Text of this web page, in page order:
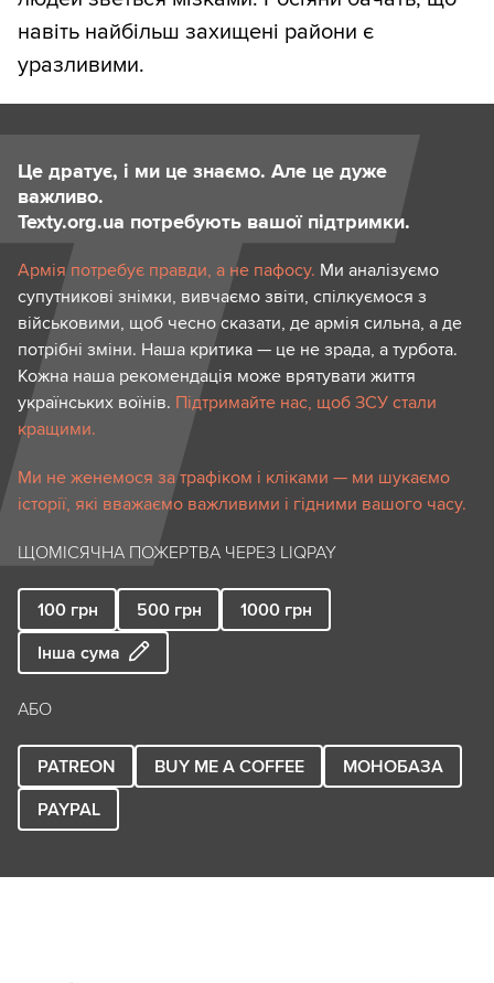
навіть найбільш захищені райони є
уразливими.
Це дратує, і ми це знаємо. Але це дуже
важливо.
Texty.org.ua потребують вашої підтримки.
Армія потребує правди, а не пафосу. Ми аналізуємо
супутникові знімки, вивчаємо звіти, спілкуємося з
військовими, щоб чесно сказати, де армія сильна, а де
потрібні зміни. Наша критика — це не зрада, а турбота.
Кожна наша рекомендація може врятувати життя
українських воїнів. Підтримайте нас, щоб ЗСУ стали
кращими.
Ми не женемося за трафіком і кліками — ми шукаємо
історії, які вважаємо важливими і гідними вашого часу.
ЩОМІСЯЧНА ПОЖЕРТВА ЧЕРЕЗ LIQPAY
100 грн 500 грн 1000 грн
Інша сума
АБО
PATREON BUY ME A COFFEE
МОНОБАЗА
PAYPAL